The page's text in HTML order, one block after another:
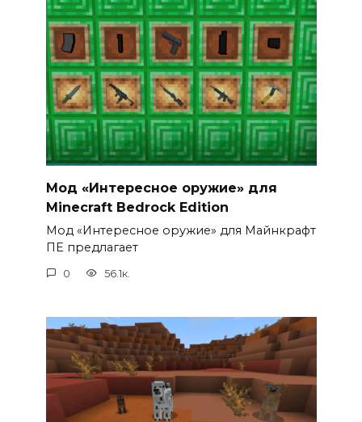
Мод «Интересное оружие» для
Minecraft Bedrock Edition
Мод «Интересное оружие» для Майнкрафт
ПЕ предлагает
0 56.1к.